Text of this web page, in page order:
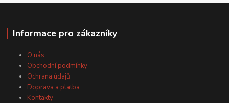
Informace pro zákazníky
O nás
Obchodní podmínky
Ochrana údajů
Doprava a platba
Kontakty